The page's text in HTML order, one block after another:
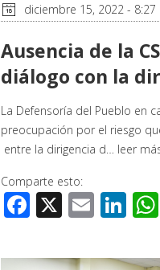
diciembre 15, 2022 - 8:27
Ausencia de la
diálogo con la
La Defensoría del Pueblo en
preocupación por el riesgo
entre la dirigencia d… leer
Comparte esto:
Facebook
X Email